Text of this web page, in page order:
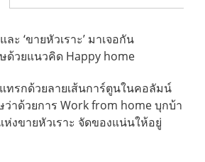
ละ ‘ขายหัวเราะ’ มาเจอกัน
ด้วยแนวคิด Happy home
ทรกด้วยลายเส้นการ์ตูนในคอลัมน์
ว่าด้วยการ Work from home บุกบ้า
งขายหัวเราะ จัดของแน่นให้อยู่